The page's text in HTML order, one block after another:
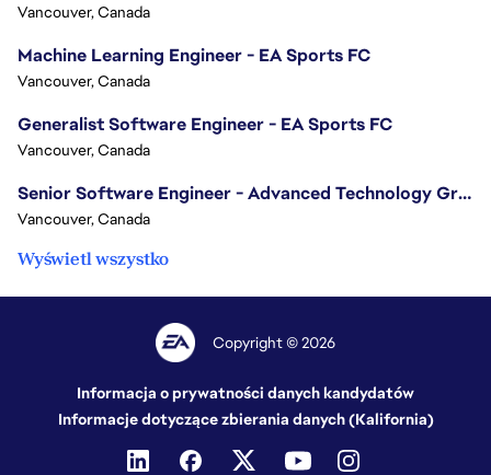
Vancouver, Canada
Machine Learning Engineer - EA Sports FC
Vancouver, Canada
Generalist Software Engineer - EA Sports FC
Vancouver, Canada
Senior Software Engineer - Advanced Technology Group
Vancouver, Canada
Wyświetl wszystko
Copyright © 2026
Informacja o prywatności danych kandydatów
Informacje dotyczące zbierania danych (Kalifornia)